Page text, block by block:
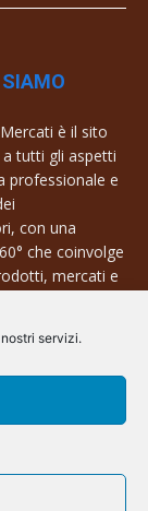
servizi.
è il sito
tutti gli aspetti
professionale e
con una
che coinvolge
mercati e